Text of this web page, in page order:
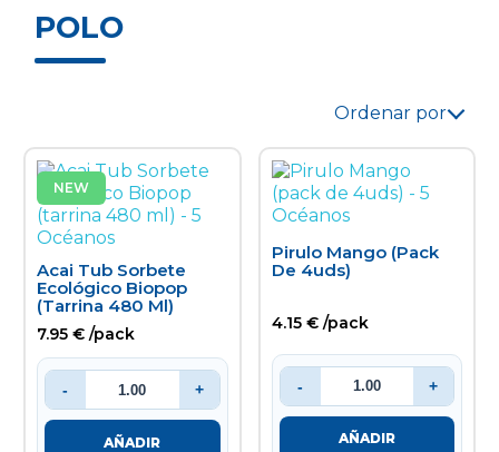
POLO
Ordenar por
Acai Tub Sorbete
Ecológico Biopop
(tarrina 480 Ml)
7.95 € /pack
- +
AÑADIR
NEW
Pirulo Mango (pack
De 4uds)
4.15 € /pack
- +
AÑADIR